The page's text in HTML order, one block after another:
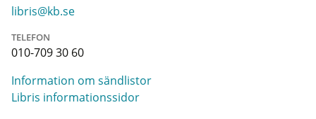
libris@kb.se
TELEFON
010-709 30 60
Information om sändlistor
Libris informationssidor